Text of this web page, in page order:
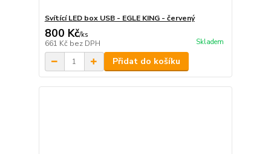
Svítící LED box USB - EGLE KING - červený
800 Kč/ks
661 Kč bez DPH Skladem
Přidat do košíku